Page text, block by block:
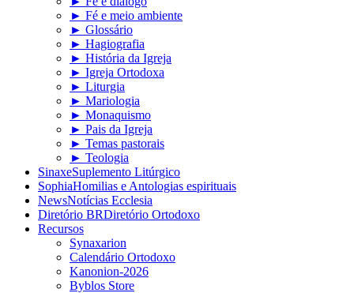
► Fé e meio ambiente
► Glossário
► Hagiografia
► História da Igreja
► Igreja Ortodoxa
► Liturgia
► Mariologia
► Monaquismo
► Pais da Igreja
► Temas pastorais
► Teologia
SinaxeSuplemento Litúrgico
SophiaHomilias e Antologias espirituais
NewsNotícias Ecclesia
Diretório BRDiretório Ortodoxo
Recursos
Synaxarion
Calendário Ortodoxo
Kanonion-2026
Byblos Store